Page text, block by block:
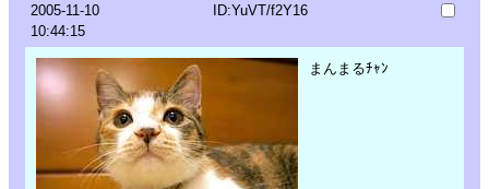
2005-11-10
10:44:15
ID:YuVT/f2Y16
まんまるﾁｬﾝ